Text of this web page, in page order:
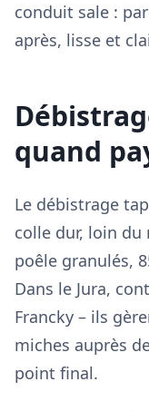
conduit sale :
après, lisse et
quand
Le débistrage
colle dur, loin du
poêle granulés,
Dans le Jura,
Francky – ils
miches auprès
point final.